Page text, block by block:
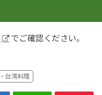
でご確認ください。
台湾料理